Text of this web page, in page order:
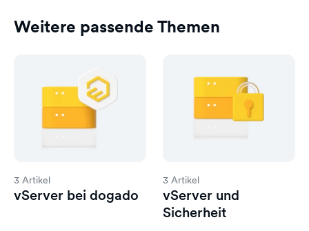
Weitere passende Themen
3 Artikel
vServer bei dogado
3 Artikel
vServer und
Sicherheit